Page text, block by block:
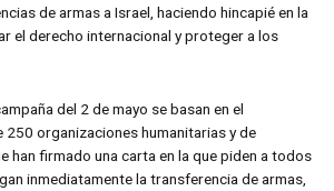
de armas a Israel, haciendo hincapié en la
el derecho internacional y proteger a los
del 2 de mayo se basan en el
250 organizaciones humanitarias y de
han firmado una carta en la que piden a todos
inmediatamente la transferencia de armas,